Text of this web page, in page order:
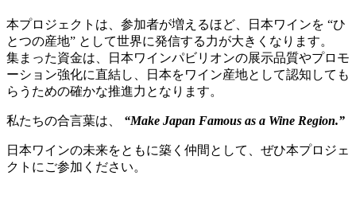
本プロジェクトは、参加者が増えるほど、日本ワインを “ひ
とつの産地” として世界に発信する力が大きくなります。
集まった資金は、日本ワインパビリオンの展示品質やプロモ
ーション強化に直結し、日本をワイン産地として認知しても
らうための確かな推進力となります。
私たちの合言葉は、 “Make Japan Famous as a Wine Region.”
日本ワインの未来をともに築く仲間として、ぜひ本プロジェ
クトにご参加ください。